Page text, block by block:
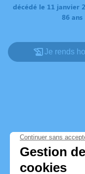
décédé le 11 janvier
86 ans
Je rends